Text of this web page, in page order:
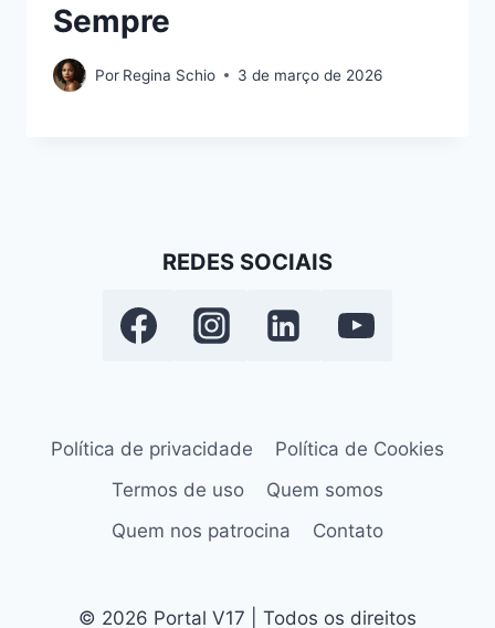
Sempre
Por Regina Schio 3 de março de 2026
REDES SOCIAIS
Política de privacidade
Política de Cookies
Termos de uso
Quem somos
Quem nos patrocina
Contato
© 2026 Portal V17 | Todos os direitos